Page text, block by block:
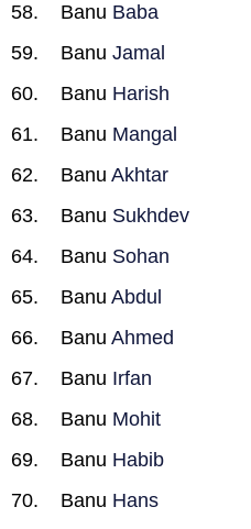
Banu Baba
Banu Jamal
Banu Harish
Banu Mangal
Banu Akhtar
Banu Sukhdev
Banu Sohan
Banu Abdul
Banu Ahmed
Banu Irfan
Banu Mohit
Banu Habib
Banu Hans